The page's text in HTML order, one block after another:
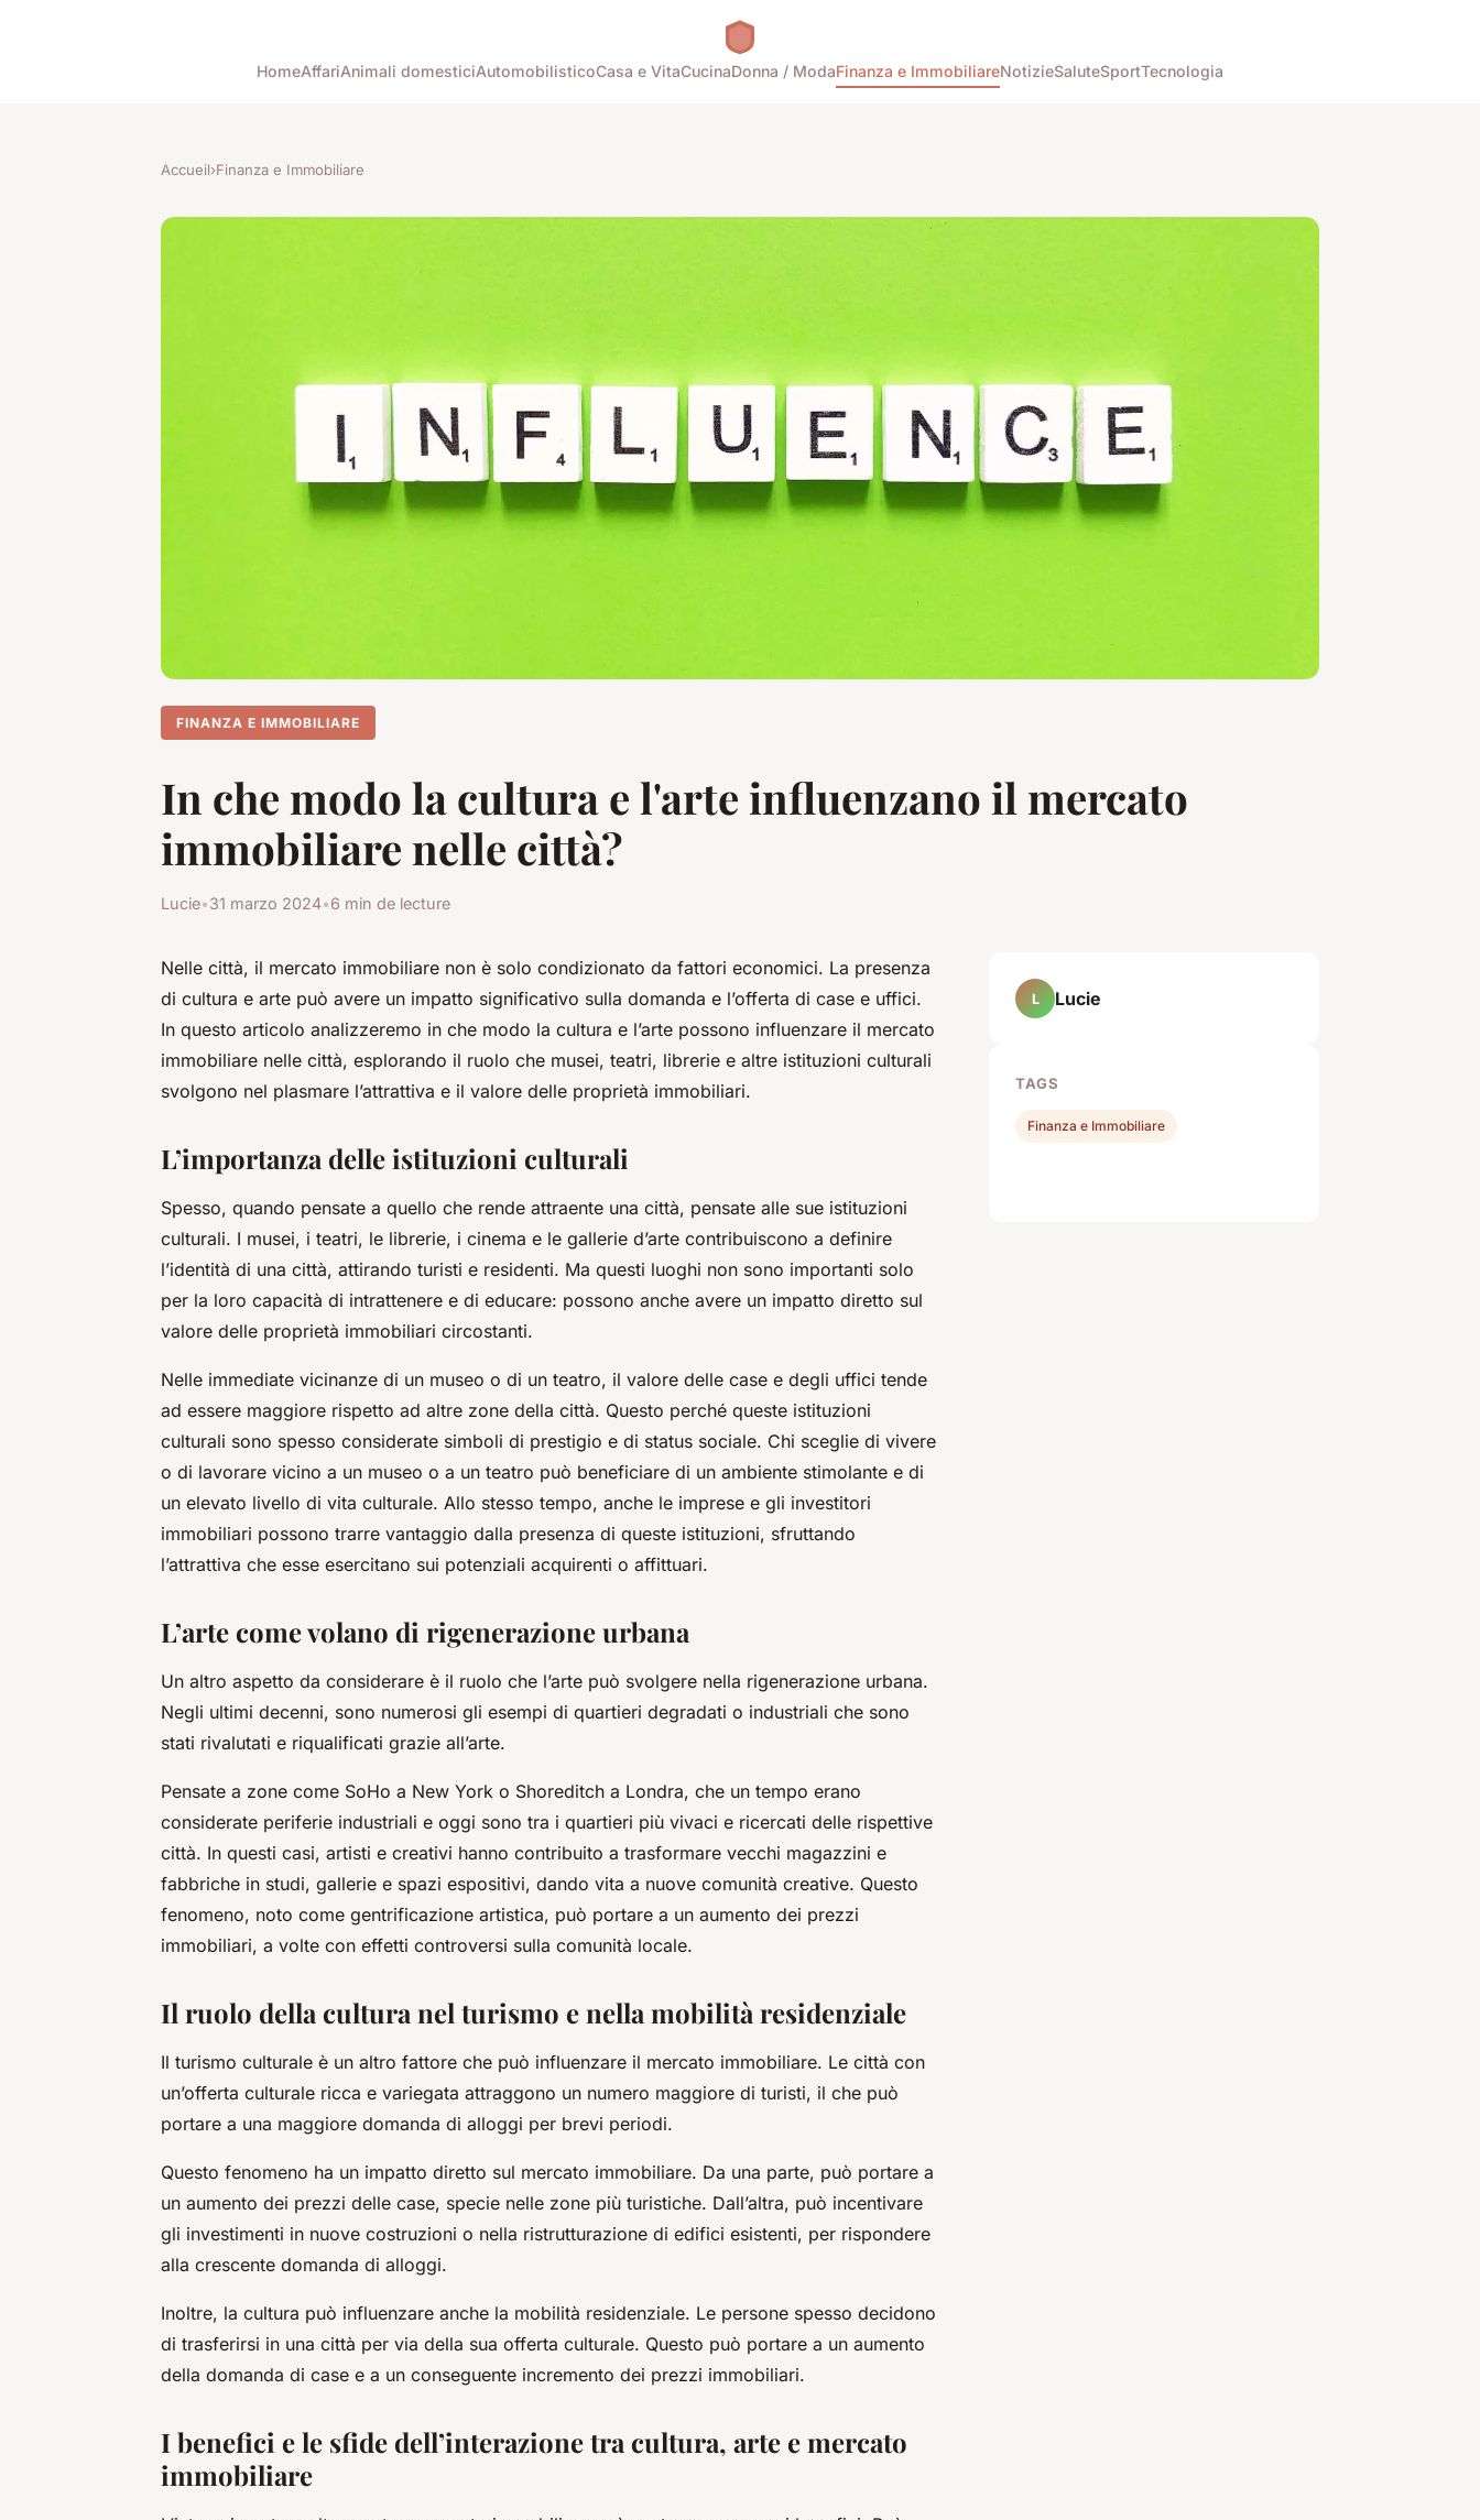
HomeAffariAnimali domesticiAutomobilisticoCasa e VitaCucinaDonna / ModaFinanza e ImmobiliareNotizieSaluteSportTecnologia
Accueil›Finanza e Immobiliare
FINANZA E IMMOBILIARE
In che modo la cultura e l'arte influenzano il mercato
immobiliare nelle città?
Lucie•31 marzo 2024•6 min de lecture
Nelle città, il mercato immobiliare non è solo condizionato da fattori economici. La presenza
di cultura e arte può avere un impatto significativo sulla domanda e l’offerta di case e uffici.
In questo articolo analizzeremo in che modo la cultura e l’arte possono influenzare il mercato
immobiliare nelle città, esplorando il ruolo che musei, teatri, librerie e altre istituzioni culturali
svolgono nel plasmare l’attrattiva e il valore delle proprietà immobiliari.
L’importanza delle istituzioni culturali
Spesso, quando pensate a quello che rende attraente una città, pensate alle sue istituzioni
culturali. I musei, i teatri, le librerie, i cinema e le gallerie d’arte contribuiscono a definire
l’identità di una città, attirando turisti e residenti. Ma questi luoghi non sono importanti solo
per la loro capacità di intrattenere e di educare: possono anche avere un impatto diretto sul
valore delle proprietà immobiliari circostanti.
Nelle immediate vicinanze di un museo o di un teatro, il valore delle case e degli uffici tende
ad essere maggiore rispetto ad altre zone della città. Questo perché queste istituzioni
culturali sono spesso considerate simboli di prestigio e di status sociale. Chi sceglie di vivere
o di lavorare vicino a un museo o a un teatro può beneficiare di un ambiente stimolante e di
un elevato livello di vita culturale. Allo stesso tempo, anche le imprese e gli investitori
immobiliari possono trarre vantaggio dalla presenza di queste istituzioni, sfruttando
l’attrattiva che esse esercitano sui potenziali acquirenti o affittuari.
L’arte come volano di rigenerazione urbana
Un altro aspetto da considerare è il ruolo che l’arte può svolgere nella rigenerazione urbana.
Negli ultimi decenni, sono numerosi gli esempi di quartieri degradati o industriali che sono
stati rivalutati e riqualificati grazie all’arte.
Pensate a zone come SoHo a New York o Shoreditch a Londra, che un tempo erano
considerate periferie industriali e oggi sono tra i quartieri più vivaci e ricercati delle rispettive
città. In questi casi, artisti e creativi hanno contribuito a trasformare vecchi magazzini e
fabbriche in studi, gallerie e spazi espositivi, dando vita a nuove comunità creative. Questo
fenomeno, noto come gentrificazione artistica, può portare a un aumento dei prezzi
immobiliari, a volte con effetti controversi sulla comunità locale.
Il ruolo della cultura nel turismo e nella mobilità residenziale
Il turismo culturale è un altro fattore che può influenzare il mercato immobiliare. Le città con
un’offerta culturale ricca e variegata attraggono un numero maggiore di turisti, il che può
portare a una maggiore domanda di alloggi per brevi periodi.
Questo fenomeno ha un impatto diretto sul mercato immobiliare. Da una parte, può portare a
un aumento dei prezzi delle case, specie nelle zone più turistiche. Dall’altra, può incentivare
gli investimenti in nuove costruzioni o nella ristrutturazione di edifici esistenti, per rispondere
alla crescente domanda di alloggi.
Inoltre, la cultura può influenzare anche la mobilità residenziale. Le persone spesso decidono
di trasferirsi in una città per via della sua offerta culturale. Questo può portare a un aumento
della domanda di case e a un conseguente incremento dei prezzi immobiliari.
I benefici e le sfide dell’interazione tra cultura, arte e mercato
immobiliare
L Lucie
TAGS
Finanza e Immobiliare